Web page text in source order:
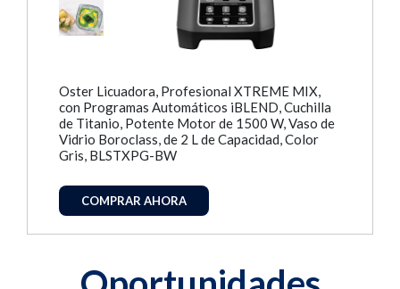
con Programas Automáticos iBLEND, Cuchilla
de Titanio, Potente Motor de 1500 W, Vaso de
Vidrio Boroclass, de 2 L de Capacidad, Color
Gris, BLSTXPG-BW
COMPRAR AHORA
Oportunidades